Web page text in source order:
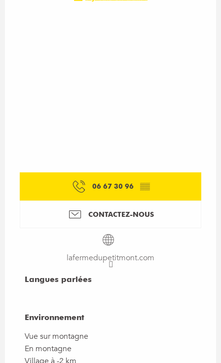
06 67 30 96 ▒▒
CONTACTEZ-NOUS
lafermedupetitmont.com
Langues parlées
Langues parlées
Environnement
Environnement
Vue sur montagne
En montagne